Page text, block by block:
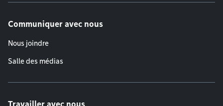
Communiquer avec nous
Nous joindre
Salle des médias